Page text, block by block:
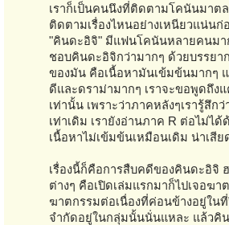
เราก็เป็นคนนึงที่ติดตามโคนันมาต
ติดตามเรื่องไหนอย่างเหนียวแน่น
"คินดะอิจิ" มีแฟนโคนันหลายคนมา
ชอบคินดะอิจิกว่ามากๆ ด้วยบรรยา
ของมัน คือเนื้อหามันเข้มข้นมากๆ
ดีและดราม่ามากๆ เราจะขอพูดถึง
เท่านั้น เพราะว่าภาคหลังๆเรารู้สึก
เท่าเดิม เรายังอ่านภาค R ต่อไม่ได้
เนื้อหาไม่เข้มข้นเหมือนเดิม น่าเสีย
เรื่องนี้ก็คือการสืบคดีของคินดะอิจิ
ต่างๆ คือเปิดเล่มแรกมาก็ไปเจอฆา
ฆาตกรรมต่อเนื่องที่ค่อนข้างอยู่ใน
จำกัดอยู่ในกลุ่มนั้นนั่นแหละ แล้วคิ